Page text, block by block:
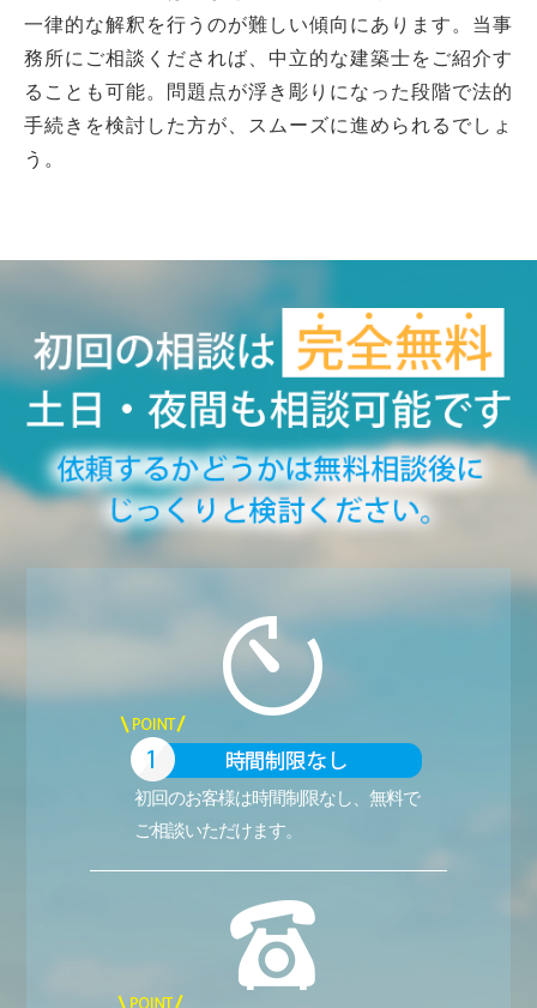
一律的な解釈を行うのが難しい傾向にあります。当事
務所にご相談くだされば、中立的な建築士をご紹介す
ることも可能。問題点が浮き彫りになった段階で法的
手続きを検討した方が、スムーズに進められるでしょ
う。
初回のお客様は時間制限なし、無料で
ご相談いただけます。